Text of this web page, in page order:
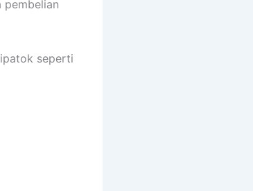
pembelian
seperti